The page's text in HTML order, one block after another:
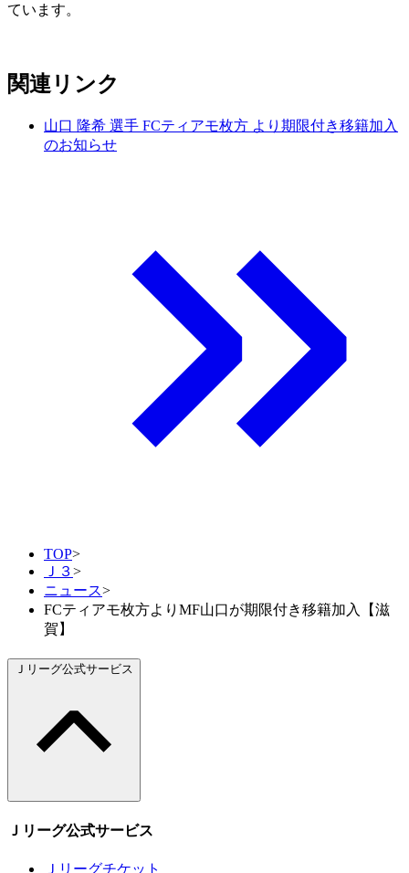
ています。
関連リンク
山口 隆希 選手 FCティアモ枚方 より期限付き移籍加入
のお知らせ
TOP>
Ｊ３>
ニュース>
FCティアモ枚方よりMF山口が期限付き移籍加入【滋
賀】
Ｊリーグ公式サービス
Ｊリーグ公式サービス
Ｊリーグチケット